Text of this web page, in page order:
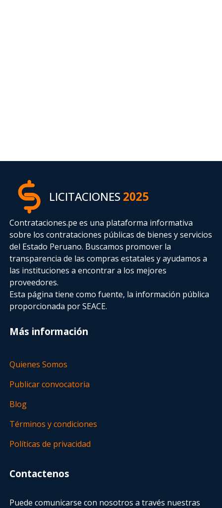
LICITACIONES2025
Contrataciones.pe es una plataforma informativa
sobre los contrataciones públicas de bienes y servicios
del Estado Peruano. Buscamos promover la
transparencia de las compras estatalesy ayudamos a
las instituciones a encontrar a los mejores
proveedores.
Esta página tiene como fuente, la información pública
proporcionada por SEACE.
Más información
Quienes Somos
Publicar convocatoria
Blog
Términos y condiciones
Políticas de privacidad
Contactenos
Puede comunicarse con nosotros a través nuestras